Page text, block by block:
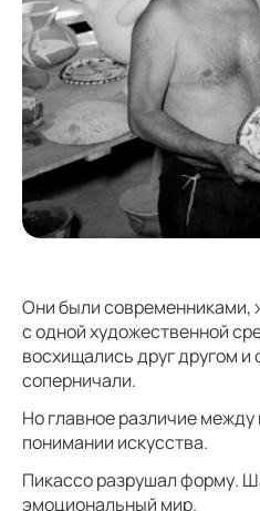
Они были современниками,
с одной художественной
восхищались друг другом
соперничали.
Но главное различие
понимании искусства.
Пикассо разрушал форму.
эмоциональный мир.